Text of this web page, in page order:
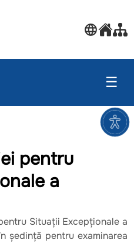
☰
pentru
a
Situații Excepționale a
ședință pentru examinarea